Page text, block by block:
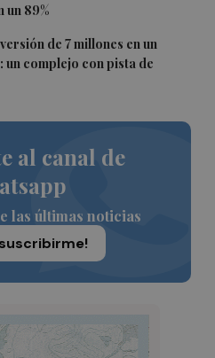
un 89%
de 7 millones en un
complejo con pista de
al canal de
las últimas noticias